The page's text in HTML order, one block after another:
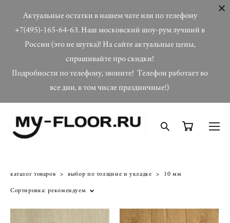
Актуальные остатки в нашем чате или по телефону
+7(495)-165-64-63. Наш московский шоу-рум лучший в
России (это не шутка)! На сайте актуальные цены,
спрашивайте про скидки!
Подробности по телефону, звоните! Телефон работает во
все дни, в том числе праздничные!)
каталог товаров > выбор по толщине и укладке > 10 мм
Сортировка: рекомендуем